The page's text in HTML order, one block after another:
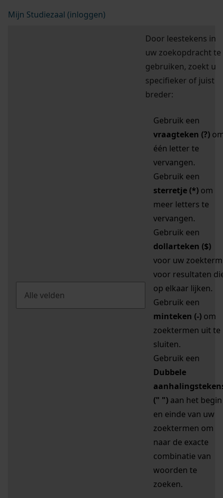
Mijn Studiezaal (inloggen)
Door leestekens in
uw zoekopdracht te
gebruiken, zoekt u
specifieker of juist
breder:
Gebruik een
vraagteken (?)
één letter te
vervangen.
Gebruik een
sterretje (*) om
meer letters te
vervangen.
Gebruik een
dollarteken ($)
voor uw zoekterm
voor resultaten
op elkaar lijken.
Gebruik een
minteken (-) om
zoektermen uit te
sluiten.
Gebruik een
Dubbele
(" ") aan het begin
en einde van uw
zoektermen om
naar de exacte
combinatie van
woorden te
zoeken.